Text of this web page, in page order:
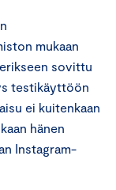
mukaan
sovittu
testikäyttöön
ei kuitenkaan
hänen
Instagram-